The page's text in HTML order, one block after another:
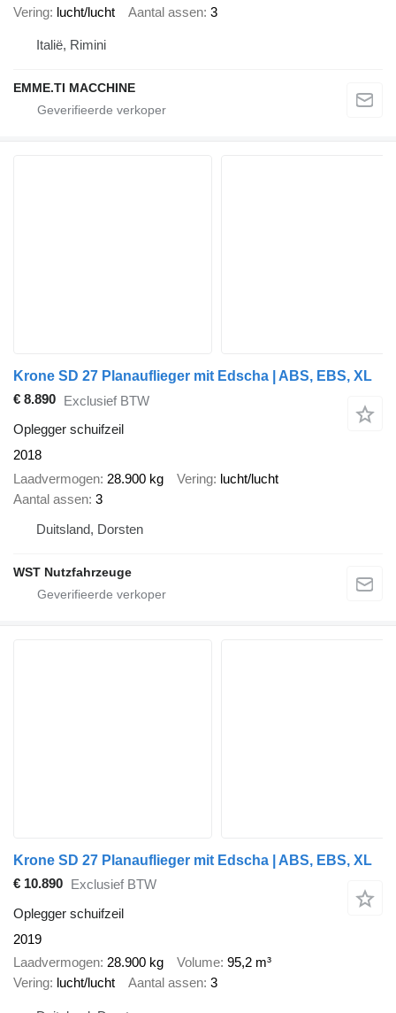
Vering lucht/lucht Aantal assen 3
Italië, Rimini
EMME.TI MACCHINE
Krone SD 27 Planauflieger mit Edscha | ABS, EBS, XL
€ 8.890 Exclusief BTW
Oplegger schuifzeil
2018
Laadvermogen 28.900 kg Vering lucht/lucht
Aantal assen 3
Duitsland, Dorsten
WST Nutzfahrzeuge
Krone SD 27 Planauflieger mit Edscha | ABS, EBS, XL
€ 10.890 Exclusief BTW
Oplegger schuifzeil
2019
Laadvermogen 28.900 kg Volume 95,2 m³
Vering lucht/lucht Aantal assen 3